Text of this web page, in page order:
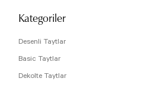
Kategoriler
Desenli Taytlar
Basic Taytlar
Dekolte Taytlar